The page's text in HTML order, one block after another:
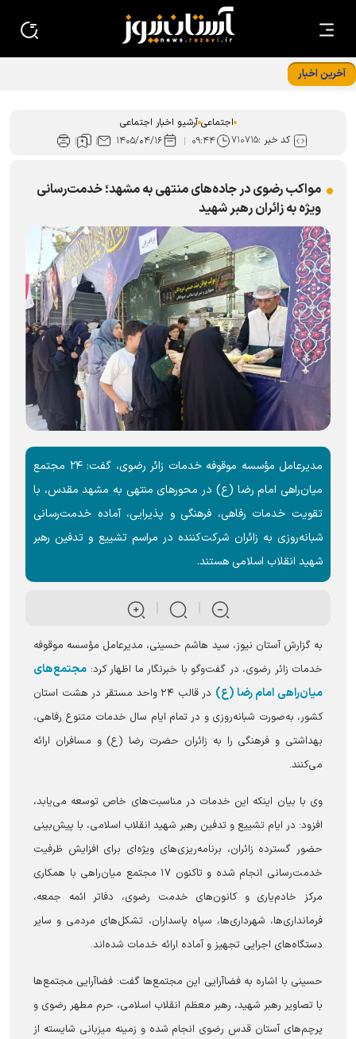
آخرین اخبار
اجتماعی آرشیو اخبار اجتماعی
کد خبر :۷۱۰۷۱۵ ۰۹:۴۴ ۱۴۰۵/۰۴/۱۶
مواکب رضوی در جاده‌های منتهی به مشهد؛ خدمت‌رسانی
ویژه به زائران رهبر شهید
مدیرعامل مؤسسه موقوفه خدمات زائر رضوی، گفت: ۲۴ مجتمع
میان‌راهی امام رضا (ع) در محور‌های منتهی به مشهد مقدس، با
تقویت خدمات رفاهی، فرهنگی و پذیرایی، آماده خدمت‌رسانی
شبانه‌روزی به زائران شرکت‌کننده در مراسم تشییع و تدفین رهبر
شهید انقلاب اسلامی هستند.
به گزارش آستان نیوز، سید هاشم حسینی، مدیرعامل مؤسسه موقوفه
خدمات زائر رضوی، در گفت‌و‌گو با خبرنگار ما اظهار کرد: مجتمع‌های
میان‌راهی امام رضا (ع)
در قالب ۲۴ واحد مستقر در هشت استان
کشور، به‌صورت شبانه‌روزی و در تمام ایام سال خدمات متنوع رفاهی،
بهداشتی و فرهنگی را به زائران حضرت رضا (ع) و مسافران ارائه
می‌کنند.
وی با بیان اینکه این خدمات در مناسبت‌های خاص توسعه می‌یابد،
افزود: در ایام تشییع و تدفین رهبر شهید انقلاب اسلامی، با پیش‌بینی
حضور گسترده زائران، برنامه‌ریزی‌های ویژه‌ای برای افزایش ظرفیت
خدمت‌رسانی انجام شده و تاکنون ۱۷ مجتمع میان‌راهی با همکاری
مرکز خادم‌یاری و کانون‌های خدمت رضوی، دفاتر ائمه جمعه،
فرمانداری‌ها، شهرداری‌ها، سپاه پاسداران، تشکل‌های مردمی و سایر
دستگاه‌های اجرایی تجهیز و آماده ارائه خدمات شده‌اند.
حسینی با اشاره به فضاآرایی این مجتمع‌ها گفت: فضاآرایی مجتمع‌ها
با تصاویر رهبر شهید، رهبر معظم انقلاب اسلامی، حرم مطهر رضوی و
پرچم‌های آستان قدس رضوی انجام شده و زمینه میزبانی شایسته از